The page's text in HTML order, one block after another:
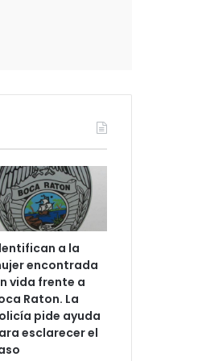
a la
encontrada
vida frente a
Raton. La
pide ayuda
esclarecer el